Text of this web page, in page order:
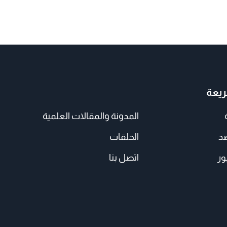
المدونة والمقالات العلمية
الحلقات
اتصل بنا